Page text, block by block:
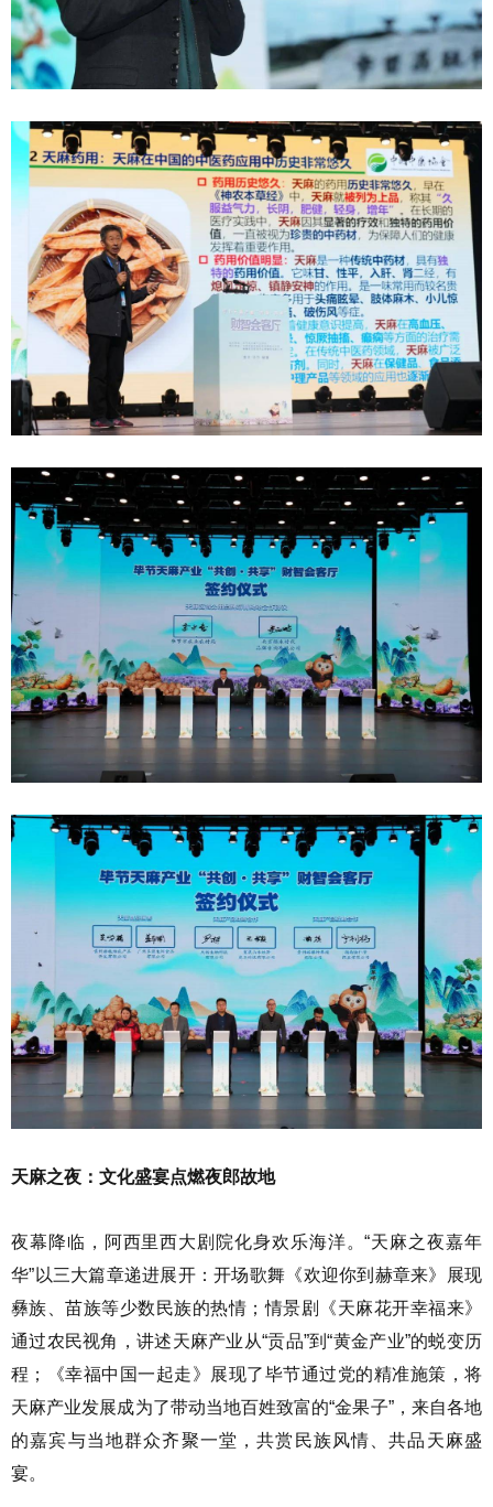
天麻之夜：文化盛宴点燃夜郎故地
夜幕降临，阿西里西大剧院化身欢乐海洋。“天麻之夜嘉年
华”以三大篇章递进展开：开场歌舞《欢迎你到赫章来》展现
彝族、苗族等少数民族的热情；情景剧《天麻花开幸福来》
通过农民视角，讲述天麻产业从“贡品”到“黄金产业”的蜕变历
程；《幸福中国一起走》展现了毕节通过党的精准施策，将
天麻产业发展成为了带动当地百姓致富的“金果子”，来自各地
的嘉宾与当地群众齐聚一堂，共赏民族风情、共品天麻盛
宴。